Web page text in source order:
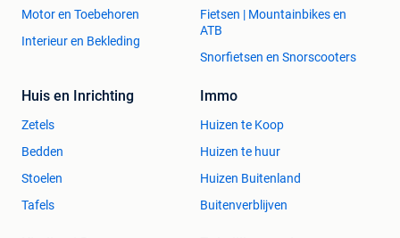
Motor en Toebehoren
Interieur en Bekleding
Fietsen | Mountainbikes en
ATB
Snorfietsen en Snorscooters
Huis en Inrichting
Zetels
Bedden
Stoelen
Tafels
Immo
Huizen te Koop
Huizen te huur
Huizen Buitenland
Buitenverblijven